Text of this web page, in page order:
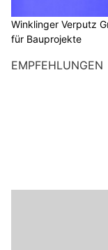
Winklinger Verputz
für Bauprojekte
EMPFEHLUNGEN